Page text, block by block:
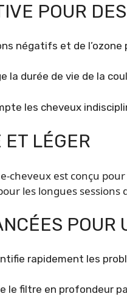
POUR
négatifs et de
la durée de vie de la
les cheveux
ET LÉGER
cheveux est conçu
les longues sessions
POUR
rapidement les
le filtre en profondeur